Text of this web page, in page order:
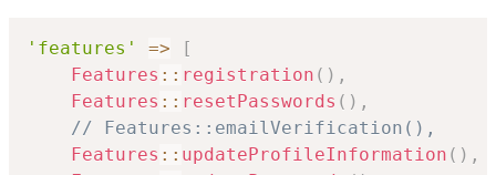
'features' =>
[
Features :: registration ( ) ,
Features :: resetPasswords ( ) ,
// Features::emailVerification(),
Features :: updateProfileInformation ( ) ,